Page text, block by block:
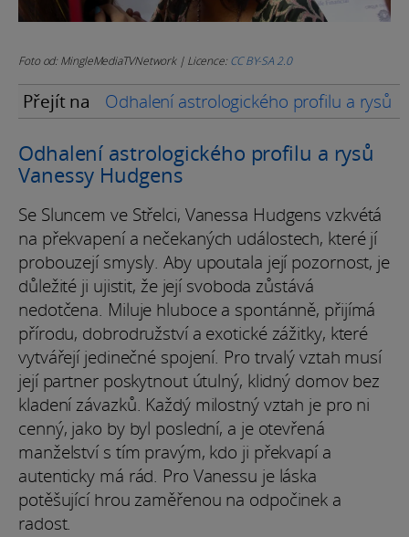
Foto od: MingleMediaTVNetwork | Licence:CC BY-SA 2.0
Přejít na Odhalení astrologického profilu a rysů
Odhalení astrologického profilu a rysů
Vanessy Hudgens
Se Sluncem ve Střelci, Vanessa Hudgens vzkvétá
na překvapení a nečekaných událostech, které jí
probouzejí smysly. Aby upoutala její pozornost, je
důležité ji ujistit, že její svoboda zůstává
nedotčena. Miluje hluboce a spontánně, přijímá
přírodu, dobrodružství a exotické zážitky, které
vytvářejí jedinečné spojení. Pro trvalý vztah musí
její partner poskytnout útulný, klidný domov bez
kladení závazků. Každý milostný vztah je pro ni
cenný, jako by byl poslední, a je otevřená
manželství s tím pravým, kdo ji překvapí a
autenticky má rád. Pro Vanessu je láska
potěšující hrou zaměřenou na odpočinek a
radost.